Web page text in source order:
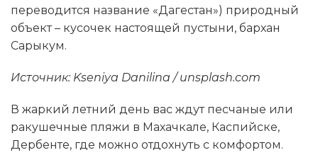
переводится название «Дагестан») природный
объект – кусочек настоящей пустыни, бархан
Сарыкум.
Источник: Kseniya Danilina / unsplash.com
В жаркий летний день вас ждут песчаные или
ракушечные пляжи в Махачкале, Каспийске,
Дербенте, где можно отдохнуть с комфортом.